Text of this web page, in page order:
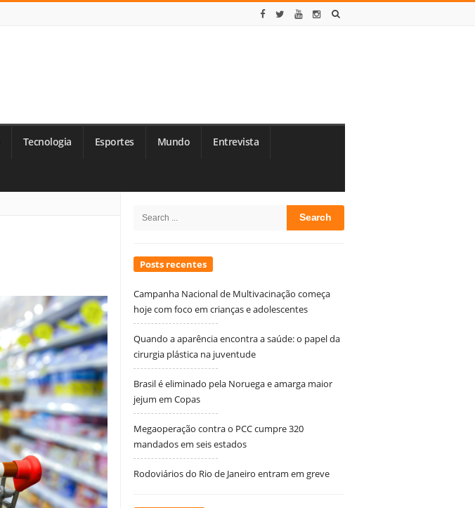
Tecnologia Esportes Mundo Entrevista
Sidebar
Search
Posts recentes
Campanha Nacional de Multivacinação começa
hoje com foco em crianças e adolescentes
Quando a aparência encontra a saúde: o papel da
cirurgia plástica na juventude
Brasil é eliminado pela Noruega e amarga maior
jejum em Copas
Megaoperação contra o PCC cumpre 320
mandados em seis estados
Rodoviários do Rio de Janeiro entram em greve